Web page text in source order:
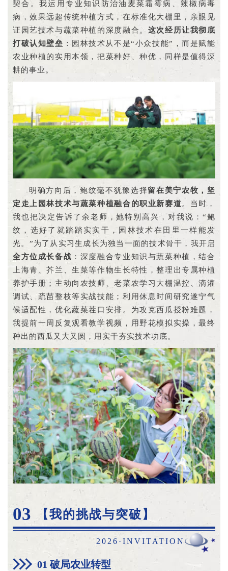
契合。我运用专业知识防治油麦菜霜霉病、辣椒病毒
病，效果远超传统种植方式，在标准化大棚里，亲眼见
证园艺技术与蔬菜种植的深度融合。 这次经历让我彻底
打破认知壁垒 ：园林技术从不是“小众技能”，而是赋能
农业种植的实用本领，把菜种好、种优，同样是值得深
耕的事业。
明确方向后，鲍纹毫不犹豫选择留在美宁农牧，坚
定走上园林技术与蔬菜种植融合的职业新赛道。当时，
我也把决定告诉了余老师，她特别高兴，对我说：“鲍
纹，选好了就踏踏实实干，园林技术在田里一样能发
光。”为了从实习生成长为独当一面的技术骨干，我开启
全方位成长备战 ：深度融合专业知识与蔬菜种植，结合
上海青、芥兰、生菜等作物生长特性，整理出专属种植
养护手册；主动向农技师、老菜农学习大棚温控、滴灌
调试、疏苗整枝等实战技能；利用休息时间研究遂宁气
候适配性，优化蔬菜茬口安排。为攻克西瓜授粉难题，
我提前一周反复观看教学视频，用野花模拟实操，最终
种出的西瓜又大又圆，用实干夯实技术功底。
03 【我的挑战与突破】
2026·INVITATION
01 破局农业转型